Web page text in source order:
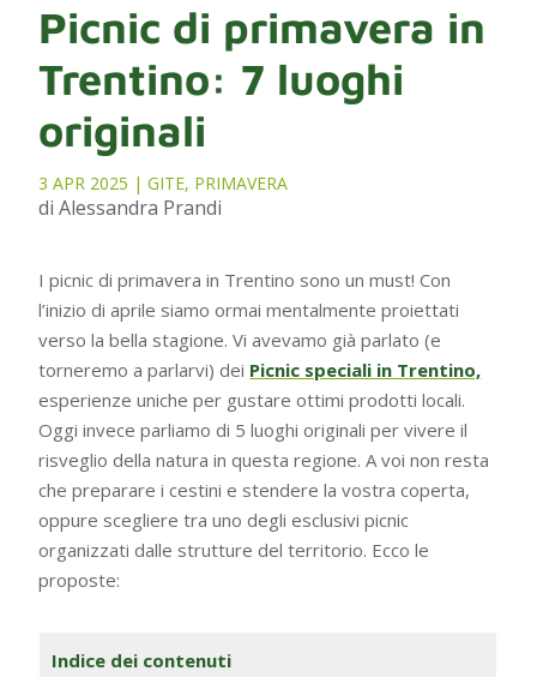
Picnic di primavera in
Trentino: 7 luoghi
originali
3 APR 2025 |GITE, PRIMAVERA
di Alessandra Prandi
I picnic di primavera in Trentino sono un must! Con
l’inizio di aprile siamo ormai mentalmente proiettati
verso la bella stagione. Vi avevamo già parlato (e
torneremo a parlarvi) dei Picnic speciali in Trentino,
esperienze uniche per gustare ottimi prodotti locali.
Oggi invece parliamo di 5 luoghi originali per vivere il
risveglio della natura in questa regione. A voi non resta
che preparare i cestini e stendere la vostra coperta,
oppure scegliere tra uno degli esclusivi picnic
organizzati dalle strutture del territorio. Ecco le
proposte:
Indice dei contenuti